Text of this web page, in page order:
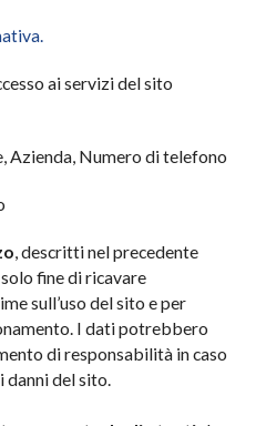
ai servizi del sito
Azienda, Numero di telefono
, descritti nel precedente
fine di ricavare
sull’uso del sito e per
I dati potrebbero
di responsabilità in caso
del sito.